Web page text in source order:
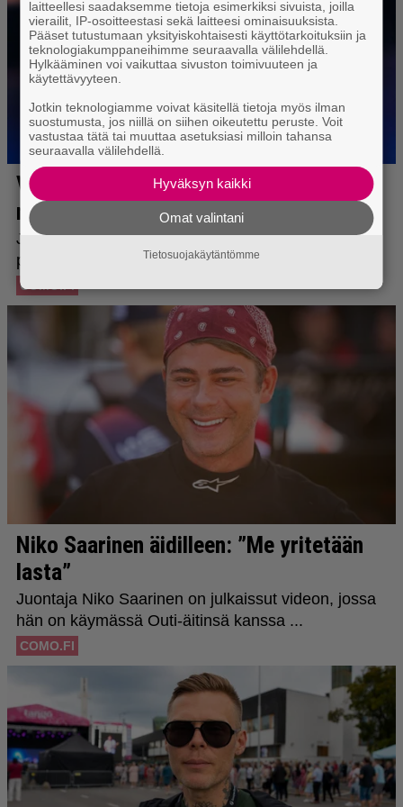
laitteellesi saadaksemme tietoja esimerkiksi sivuista, joilla
vierailit, IP-osoitteestasi sekä laitteesi ominaisuuksista.
Pääset tutustumaan yksityiskohtaisesti käyttötarkoituksiin ja
teknologiakumppaneihimme seuraavalla välilehdellä.
Hylkääminen voi vaikuttaa sivuston toimivuuteen ja
käytettävyyteen.
Jotkin teknologiamme voivat käsitellä tietoja myös ilman
suostumusta, jos niillä on siihen oikeutettu peruste. Voit
vastustaa tätä tai muuttaa asetuksiasi milloin tahansa
seuraavalla välilehdellä.
Hyväksyn kaikki
Omat valintani
Tietosuojakäytäntömme